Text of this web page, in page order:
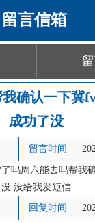
留言信箱
确认一下冀
成功了没
留言时间
吗周六能去吗帮我
没给我发短信
回复时间